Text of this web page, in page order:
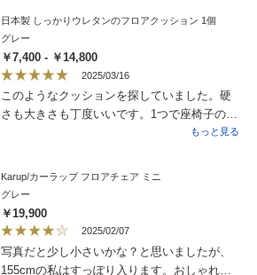
いて使用しています。座る部分にお尻を置い
て寝たら頭を揉まれてしまうので、腰の所に
お尻を置いて使いました。坐骨神経がひどく
て歩くのも大変でしたけどお陰様で少し良く
なりました。
日本製 しっかりウレタンのフロアクッション 1個
グレー
￥7,400 - ￥14,800
2025/03/16
このようなクッションを探していました。硬
さも大きさも丁度いいです。1つで座椅子のよ
うに、2つ重ねて椅子にしたりしています。軽
もっと見る
Karup/カーラップ フロアチェア ミニ
グレー
￥19,900
2025/02/07
写真だと少し小さいかな？と思いましたが、
155cmの私はすっぽり入ります。おしゃれ座